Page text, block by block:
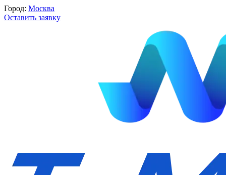
Город: Москва
Оставить заявку